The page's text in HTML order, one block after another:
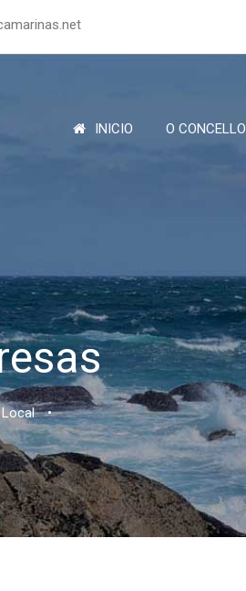
INICIO O CONCELLO
•